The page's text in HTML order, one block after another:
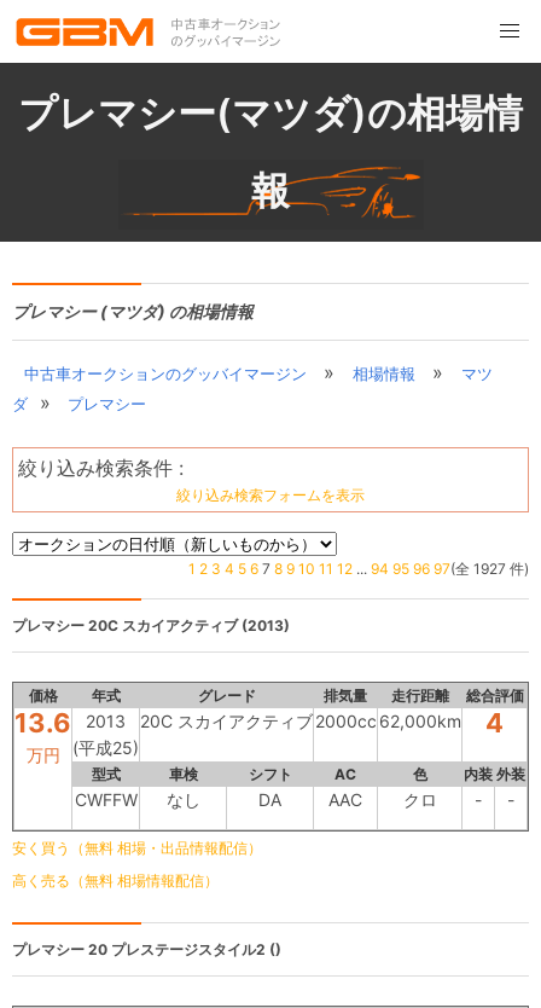
プレマシー(マツダ)の相場情
報
プレマシー (マツダ) の相場情報
中古車オークションのグッバイマージン » 相場情報 »
マツ
ダ
» プレマシー
絞り込み検索条件 :
絞り込み検索フォームを表示
1 2 3 4 5 6 7 8 9 10 11 12 ... 94 95 96 97(全 1927 件)
プレマシー 20C スカイアクティブ (2013)
価格 年式 グレード 排気量 走行距離 総合評価
13.6
万円
2013
(平成25)
20C スカイアクティブ2000cc 62,000km 4
型式 車検 シフト AC 色 内装 外装
CWFFW なし DA AAC クロ - -
安く買う（無料 相場・出品情報配信）
高く売る（無料 相場情報配信）
プレマシー 20 プレステージスタイル2 ()